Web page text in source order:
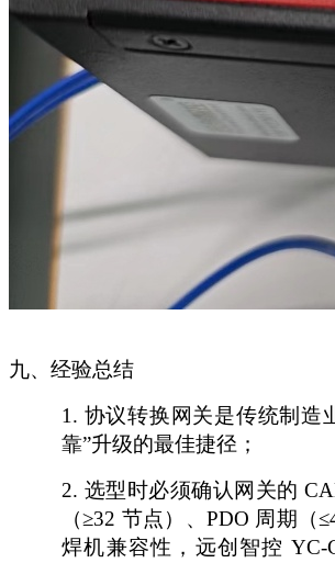
九、经验总结
1. 协议转换网关是传统制造
靠”升级的最佳捷径；
2. 选型时必须确认网关的
（≥32 节点）、PDO 周期（
焊机兼容性，远创智控 YC-